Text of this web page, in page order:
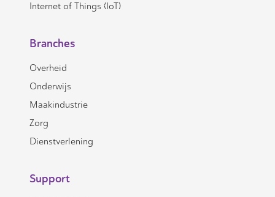
Internet of Things (IoT)
Branches
Overheid
Onderwijs
Maakindustrie
Zorg
Dienstverlening
Support